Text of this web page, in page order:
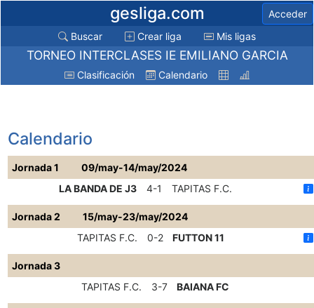
gesliga.com
Acceder
Buscar
Crear liga Mis ligas
TORNEO INTERCLASES IE EMILIANO GARCIA
Clasificación Calendario
Calendario
Jornada 1
09/may-14/may/2024
LA BANDA DE J3
4-1 TAPITAS F.C.
Jornada 2
15/may-23/may/2024
TAPITAS F.C.
0-2 FUTTON 11
Jornada 3
TAPITAS F.C.
3-7 BAIANA FC